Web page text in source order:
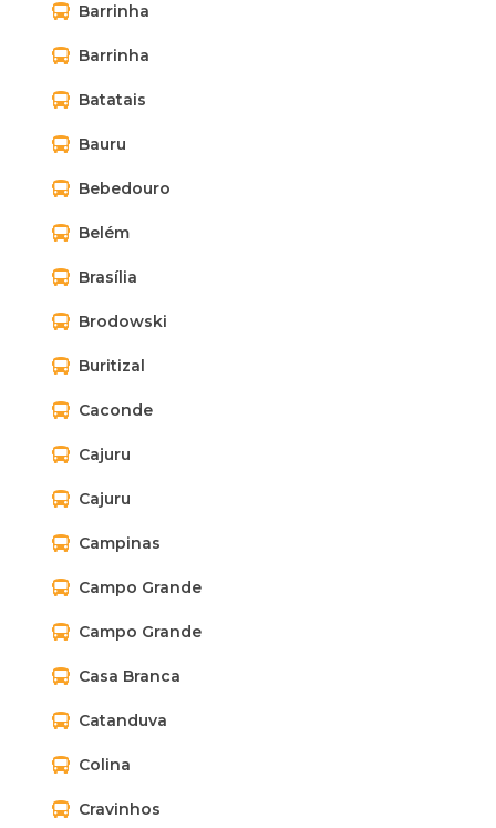
Barrinha
Barrinha
Batatais
Bauru
Bebedouro
Belém
Brasília
Brodowski
Buritizal
Caconde
Cajuru
Cajuru
Campinas
Campo Grande
Campo Grande
Casa Branca
Catanduva
Colina
Cravinhos